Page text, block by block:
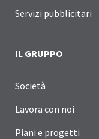
Servizi pubblicitari
IL GRUPPO
Società
Lavora con noi
Piani e progetti